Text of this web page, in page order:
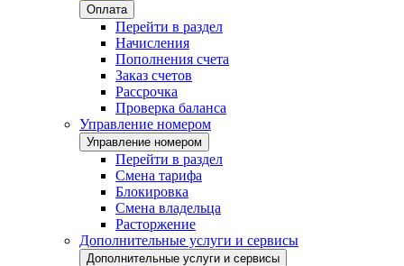
Оплата
Перейти в раздел
Начисления
Пополнения счета
Заказ счетов
Рассрочка
Проверка баланса
Управление номером
Управление номером
Перейти в раздел
Смена тарифа
Блокировка
Смена владельца
Расторжение
Дополнительные услуги и сервисы
Дополнительные услуги и сервисы